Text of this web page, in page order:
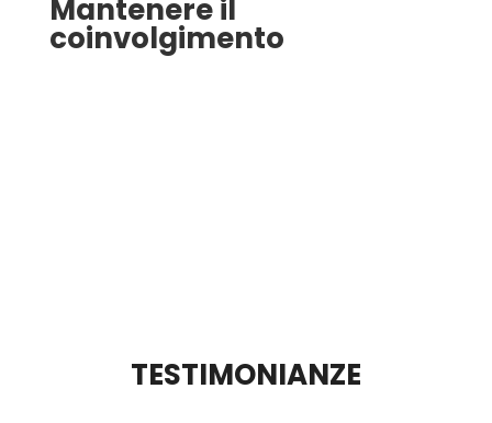
Mantenere il
coinvolgimento
TESTIMONIANZE